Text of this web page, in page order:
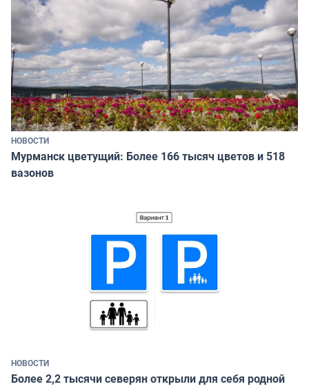
НОВОСТИ
Мурманск цветущий: Более 166 тысяч цветов и 518
вазонов
НОВОСТИ
Более 2,2 тысячи северян открыли для себя родной